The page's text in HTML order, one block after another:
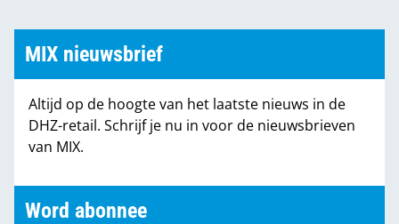
Marktcijfers
Partners
MIX nieuwsbrief
Altijd op de hoogte van het laatste nieuws in de
DHZ-retail. Schrijf je nu in voor de nieuwsbrieven
van MIX.
Word abonnee